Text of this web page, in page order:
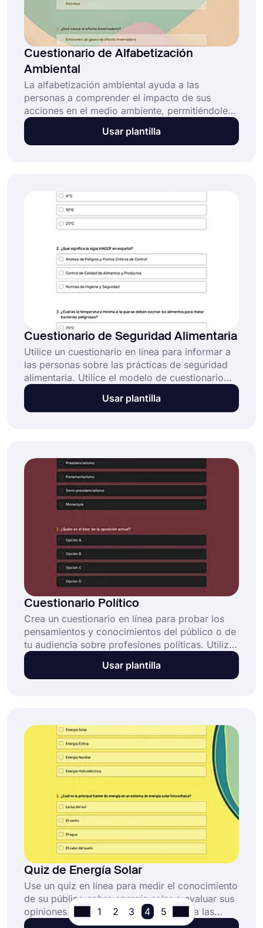
Cuestionario de Alfabetización
Ambiental
La alfabetización ambiental ayuda a las
personas a comprender el impacto de sus
acciones en el medio ambiente, permitiéndoles
actuar de manera más consciente. Utilice un
cuestionario en línea para medir el
gratuito para crear su cuestionario.
Usar plantilla
Cuestionario de Seguridad Alimentaria
Utilice un cuestionario en línea para informar a
las personas sobre las prácticas de seguridad
alimentaria. Utilice el modelo de cuestionario
sobre seguridad alimentaria gratuito de
forms.app y cree su cuestionario. ¡Comparta su
Usar plantilla
Cuestionario Político
Crea un cuestionario en línea para probar los
pensamientos y conocimientos del público o de
tu audiencia sobre profesiones políticas. Utiliza
el modelo de cuestionario político gratuito y
crea tu cuestionario para evaluar tus creencias,
de las personas sobre la política!
Usar plantilla
Quiz de Energía Solar
Use un quiz en línea para medir el conocimiento
de su público sobre energía solar o evaluar sus
opiniones. Puede alcanzar e impactar a las
personas que desee con un quiz en línea. Utilice
1 2 3 4 5